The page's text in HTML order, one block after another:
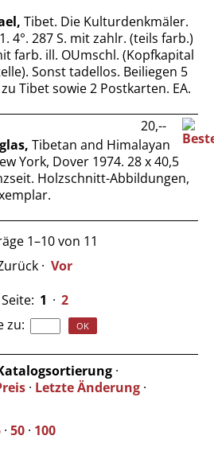
Tibet. Die Kulturdenkmäler.
4°. 287 S. mit zahlr. (teils farb.)
farb. ill. OUmschl. (Kopfkapital
Sonst tadellos. Beiliegen 5
Tibet sowie 2 Postkarten. EA.
Tibetan and Himalayan
York, Dover 1974. 28 x 40,5
Holzschnitt-Abbildungen,
20,--
1–10 von 11
· Vor
Seite: 1 · 2
zu:
·
· Letzte Änderung ·
· 50 · 100